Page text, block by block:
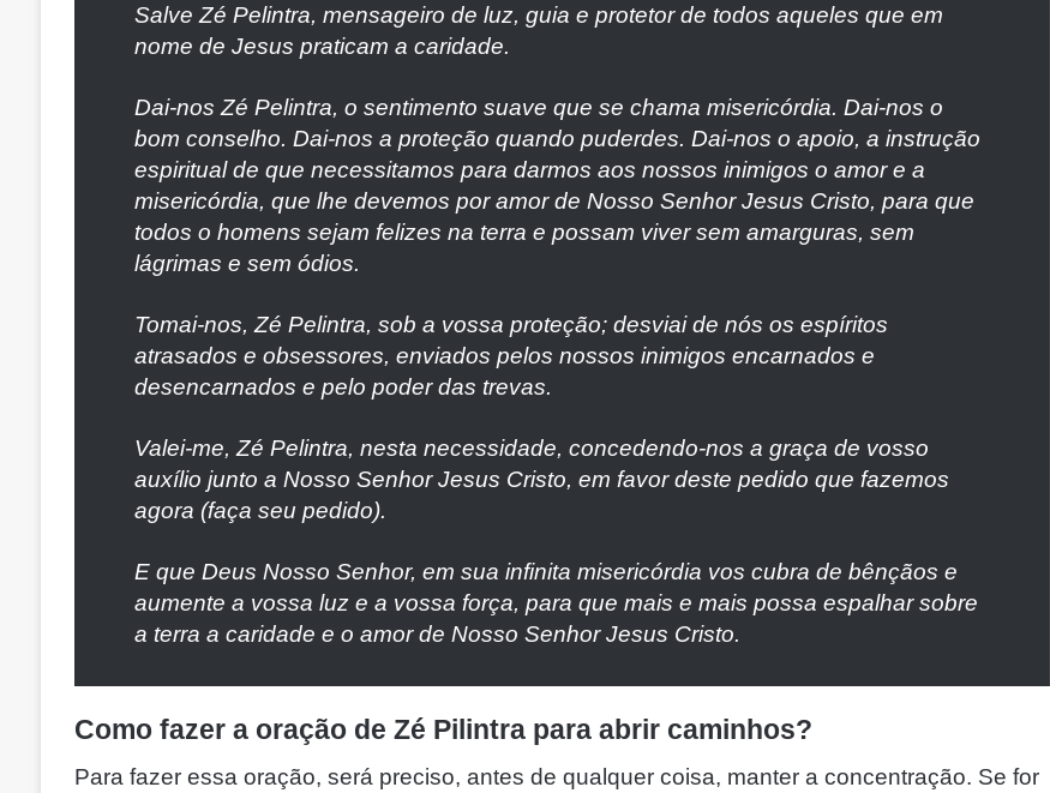
Salve Zé Pelintra, mensageiro de luz, guia e protetor de todos aqueles que em
nome de Jesus praticam a caridade.
Dai-nos Zé Pelintra, o sentimento suave que se chama misericórdia. Dai-nos o
bom conselho. Dai-nos a proteção quando puderdes. Dai-nos o apoio, a instrução
espiritual de que necessitamos para darmos aos nossos inimigos o amor e a
misericórdia, que lhe devemos por amor de Nosso Senhor Jesus Cristo, para que
todos o homens sejam felizes na terra e possam viver sem amarguras, sem
lágrimas e sem ódios.
Tomai-nos, Zé Pelintra, sob a vossa proteção; desviai de nós os espíritos
atrasados e obsessores, enviados pelos nossos inimigos encarnados e
desencarnados e pelo poder das trevas.
Valei-me, Zé Pelintra, nesta necessidade, concedendo-nos a graça de vosso
auxílio junto a Nosso Senhor Jesus Cristo, em favor deste pedido que fazemos
agora (faça seu pedido).
E que Deus Nosso Senhor, em sua infinita misericórdia vos cubra de bênçãos e
aumente a vossa luz e a vossa força, para que mais e mais possa espalhar sobre
a terra a caridade e o amor de Nosso Senhor Jesus Cristo.
Como fazer a oração de Zé Pilintra para abrir caminhos?
Para fazer essa oração, será preciso, antes de qualquer coisa, manter a concentração. Se for